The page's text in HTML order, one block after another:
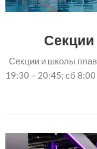
Секции и школы
19:30 – 20:45; сб